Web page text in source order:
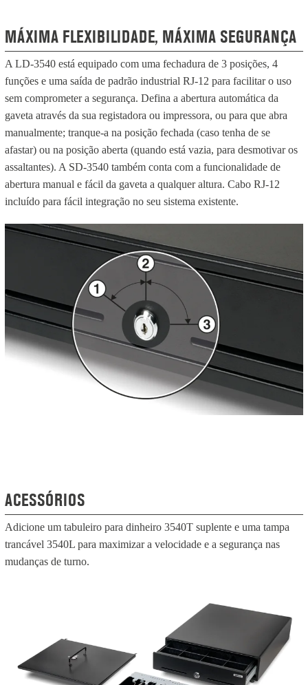
MÁXIMA FLEXIBILIDADE, MÁXIMA SEGURANÇA
A LD-3540 está equipado com uma fechadura de 3 posições, 4
funções e uma saída de padrão industrial RJ-12 para facilitar o uso
sem comprometer a segurança. Defina a abertura automática da
gaveta através da sua registadora ou impressora, ou para que abra
manualmente; tranque-a na posição fechada (caso tenha de se
afastar) ou na posição aberta (quando está vazia, para desmotivar os
assaltantes). A SD-3540 também conta com a funcionalidade de
abertura manual e fácil da gaveta a qualquer altura. Cabo RJ-12
incluído para fácil integração no seu sistema existente.
ACESSÓRIOS
Adicione um tabuleiro para dinheiro 3540T suplente e uma tampa
trancável 3540L para maximizar a velocidade e a segurança nas
mudanças de turno.